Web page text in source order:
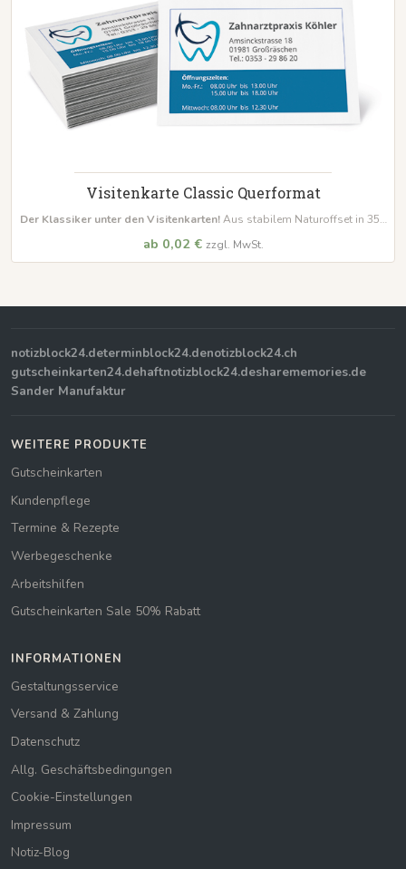
Visitenkarte Classic Querformat
Der Klassiker unter den Visitenkarten!Aus stabilem Naturoffset in 350
ab 0,02 € zzgl. MwSt.
notizblock24.determinblock24.denotizblock24.ch
gutscheinkarten24.dehaftnotizblock24.desharememories.de
Sander Manufaktur
WEITERE PRODUKTE
Gutscheinkarten
Kundenpflege
Termine & Rezepte
Werbegeschenke
Arbeitshilfen
Gutscheinkarten Sale 50% Rabatt
INFORMATIONEN
Gestaltungsservice
Versand & Zahlung
Datenschutz
Allg. Geschäftsbedingungen
Cookie-Einstellungen
Impressum
Notiz-Blog